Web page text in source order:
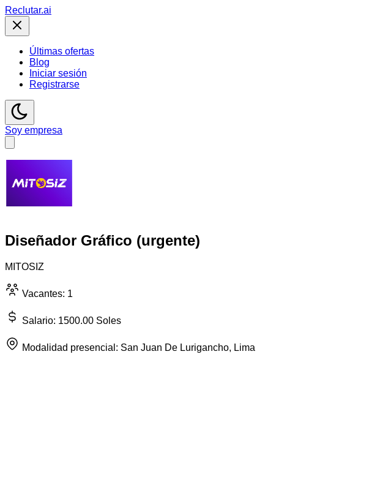
Reclutar.ai
Últimas ofertas
Blog
Iniciar sesión
Registrarse
Soy empresa
Diseñador Gráfico (urgente)
MITOSIZ
Vacantes: 1
Salario: 1500.00 Soles
Modalidad presencial: San Juan De Lurigancho, Lima